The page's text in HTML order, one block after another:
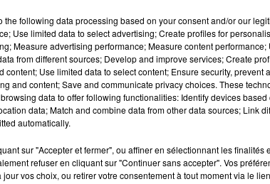
INFOS PODCAST AGENDA
Politique de Confidentialité Gestion des Cookies
the following data processing based on your consent and/or our
Use limited data to select advertising; Create profiles for
Measure advertising performance; Measure content
from different sources; Develop and improve services; Create
content; Use limited data to select content; Ensure security, prevent
and content; Save and communicate privacy choices. These
data to offer following functionalities: Identify devices
data; Match and combine data from other data sources; Link
automatically.
sur "Accepter et fermer", ou affiner en sélectionnant les finalités
refuser en cliquant sur "Continuer sans accepter". Vos
jour vos choix, ou retirer votre consentement à tout moment via le